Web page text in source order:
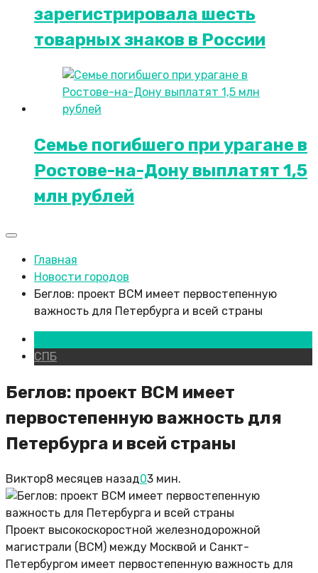
зарегистрировала шесть
товарных знаков в России
Семье погибшего при урагане в
Ростове-на-Дону выплатят 1,5
млн рублей
Главная
Новости городов
Беглов: проект ВСМ имеет первостепенную
важность для Петербурга и всей страны
СПБ
Беглов: проект ВСМ имеет
первостепенную важность для
Петербурга и всей страны
Виктор8 месяцев назад03 мин.
Проект высокоскоростной железнодорожной
магистрали (ВСМ) между Москвой и Санкт-
Петербургом имеет первостепенную важность для